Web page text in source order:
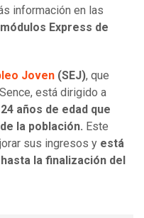
información en las
módulos Express de
Joven (SEJ), que
está dirigido a
años de edad que
la población. Este
sus ingresos y está
la finalización del